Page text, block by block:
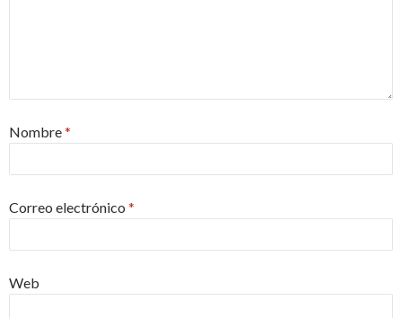
Nombre*
Correo electrónico *
Web